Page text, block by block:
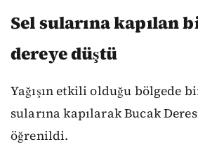
Sel sularına kapılan
dereye düştü
Yağışın etkili olduğu bölgede
sularına kapılarak Bucak
öğrenildi.